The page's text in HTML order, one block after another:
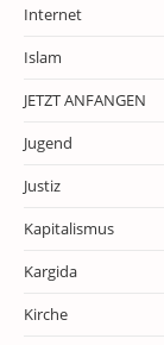
Internet
Islam
JETZT ANFANGEN
Jugend
Justiz
Kapitalismus
Kargida
Kirche